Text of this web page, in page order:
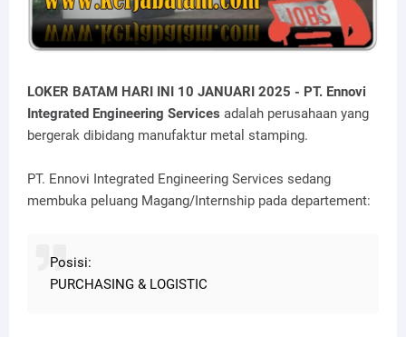
LOKER BATAM HARI INI 10 JANUARI 2025 - PT. Ennovi
Integrated Engineering Services adalah perusahaan yang
bergerak dibidang manufaktur metal stamping.
PT. Ennovi Integrated Engineering Services sedang
membuka peluang Magang/Internship pada departement:
Posisi:
PURCHASING & LOGISTIC